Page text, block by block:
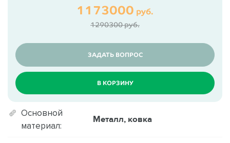
1173000 руб.
1290300 руб.
ЗАДАТЬ ВОПРОС
В КОРЗИНУ
Основной
материал:
Металл, ковка